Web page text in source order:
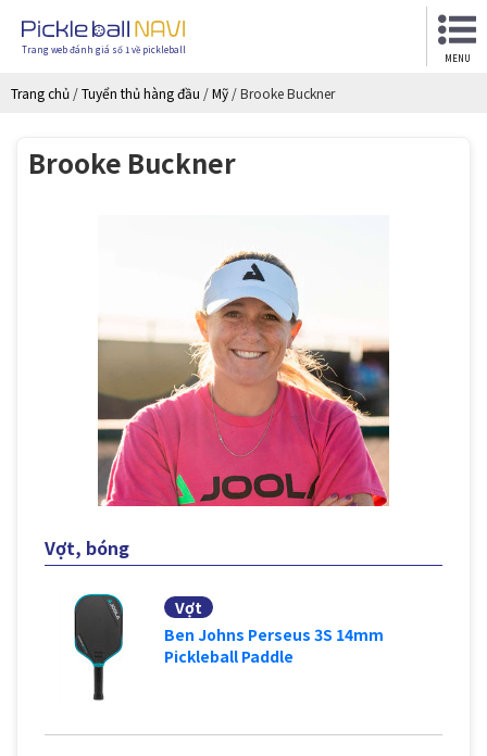
Trang web đánh giá số 1 về pickleball
MENU
Trang chủ /Tuyển thủ hàng đầu /Mỹ /Brooke Buckner
Brooke Buckner
Vợt, bóng
Vợt
Ben Johns Perseus 3S 14mm
Pickleball Paddle